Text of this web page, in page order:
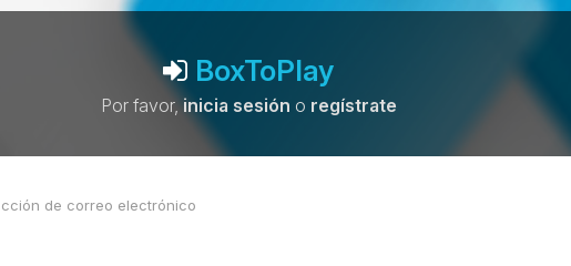
BoxToPlay
Por favor,inicia sesión o regístrate